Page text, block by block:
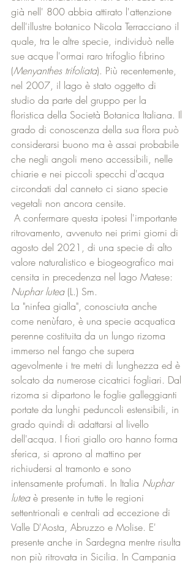
già nell' 800 abbia attirato l'attenzione
dell'illustre botanico Nicola Terracciano il
quale, tra le altre specie, individuò nelle
sue acque l'ormai raro trifoglio fibrino
(Menyanthes trifoliata). Più recentemente,
nel 2007, il lago è stato oggetto di
studio da parte del gruppo per la
floristica della Società Botanica Italiana. Il
grado di conoscenza della sua flora può
considerarsi buono ma è assai probabile
che negli angoli meno accessibili, nelle
chiarie e nei piccoli specchi d'acqua
circondati dal canneto ci siano specie
vegetali non ancora censite.
ritrovamento, avvenuto nei primi giorni di
agosto del 2021, di una specie di alto
valore naturalistico e biogeografico mai
censita in precedenza nel lago Matese:
Nuphar lutea (L.) Sm.
La "ninfea gialla", conosciuta anche
come nenùfaro, è una specie acquatica
perenne costituita da un lungo rizoma
immerso nel fango che supera
agevolmente i tre metri di lunghezza ed è
solcato da numerose cicatrici fogliari. Dal
rizoma si dipartono le foglie galleggianti
portate da lunghi peduncoli estensibili, in
grado quindi di adattarsi al livello
dell'acqua. I fiori giallo oro hanno forma
sferica, si aprono al mattino per
richiudersi al tramonto e sono
intensamente profumati. In Italia Nuphar
lutea è presente in tutte le regioni
settentrionali e centrali ad eccezione di
Valle D'Aosta, Abruzzo e Molise. E'
presente anche in Sardegna mentre risulta
non più ritrovata in Sicilia. In Campania